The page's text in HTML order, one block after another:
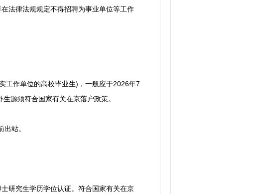
法律法规规定不得招聘为事业单位等工作
作单位的高校毕业生)，一般应于2026年7
源须符合国家有关在京落户政策。
站。
研究生学历学位认证。符合国家有关在京